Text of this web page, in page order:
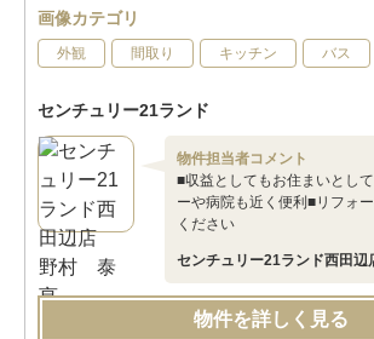
画像カテゴリ
外観 間取り キッチン バス
センチュリー21ランド
物件担当者コメント
■収益としてもお住まいとし
ーや病院も近く便利■リフォ
ください
センチュリー21ランド西田
物件を詳しく見る